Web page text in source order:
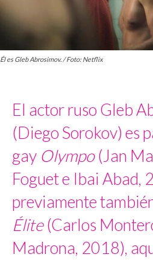
Él es Gleb Abrosimov. / Foto: Netflix
El actor ruso Gleb
(Diego Sorokov) es
gay Olympo(Jan
Foguet e Ibai Abad,
previamente
Élite(Carlos
Madrona, 2018),